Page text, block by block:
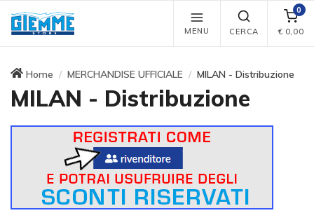
MENU CERCA
0
€ 0,00
Home MERCHANDISE UFFICIALE MILAN - Distribuzione
MILAN - Distribuzione